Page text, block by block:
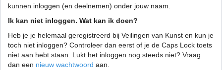
kunnen inloggen (en deelnemen) onder jouw naam.
Ik kan niet inloggen. Wat kan ik doen?
Heb je je helemaal geregistreerd bij Veilingen van Kunst en kun je
toch niet inloggen? Controleer dan eerst of je de Caps Lock toets
niet aan hebt staan. Lukt het inloggen nog steeds niet? Vraag
dan een nieuw wachtwoord aan.